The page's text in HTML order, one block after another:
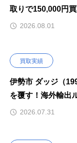
取りで150,000円
2026.08.01
買取実績
伊勢市 ダッジ（
を覆す！海外輸出
2026.07.31